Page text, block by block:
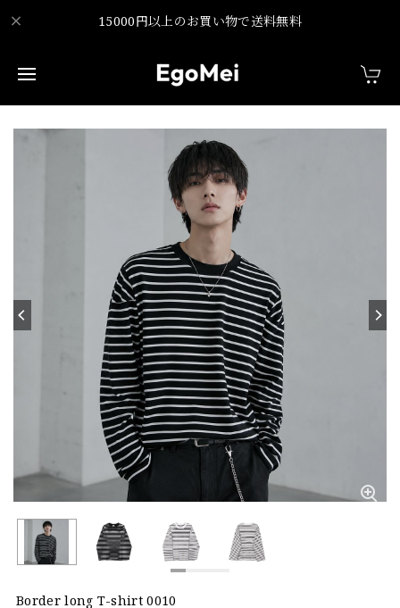
15000円以上のお買い物で送料無料
Border long T-shirt 0010